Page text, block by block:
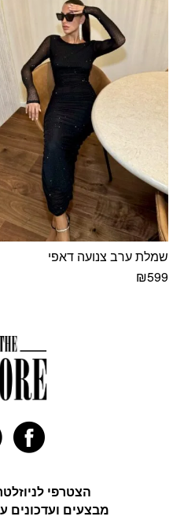
שמלת ערב צנועה דאפי
₪599
הצטרפי
מבצעים ועדכונים